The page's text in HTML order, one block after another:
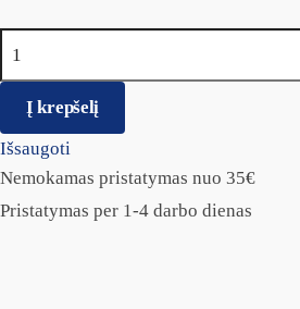
Į krepšelį
Išsaugoti
Nemokamas pristatymas nuo 35€
Pristatymas per 1-4 darbo dienas